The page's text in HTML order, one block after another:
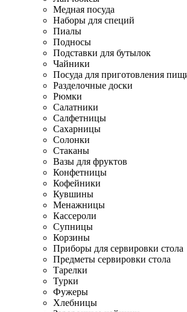
Медная посуда
Наборы для специй
Пиалы
Подносы
Подставки для бутылок
Чайники
Посуда для приготовления
Разделочные доски
Рюмки
Салатники
Салфетницы
Сахарницы
Солонки
Стаканы
Вазы для фруктов
Конфетницы
Кофейники
Кувшины
Менажницы
Кассероли
Супницы
Корзины
Приборы для сервировки стола
Предметы сервировки стола
Тарелки
Турки
Фужеры
Хлебницы